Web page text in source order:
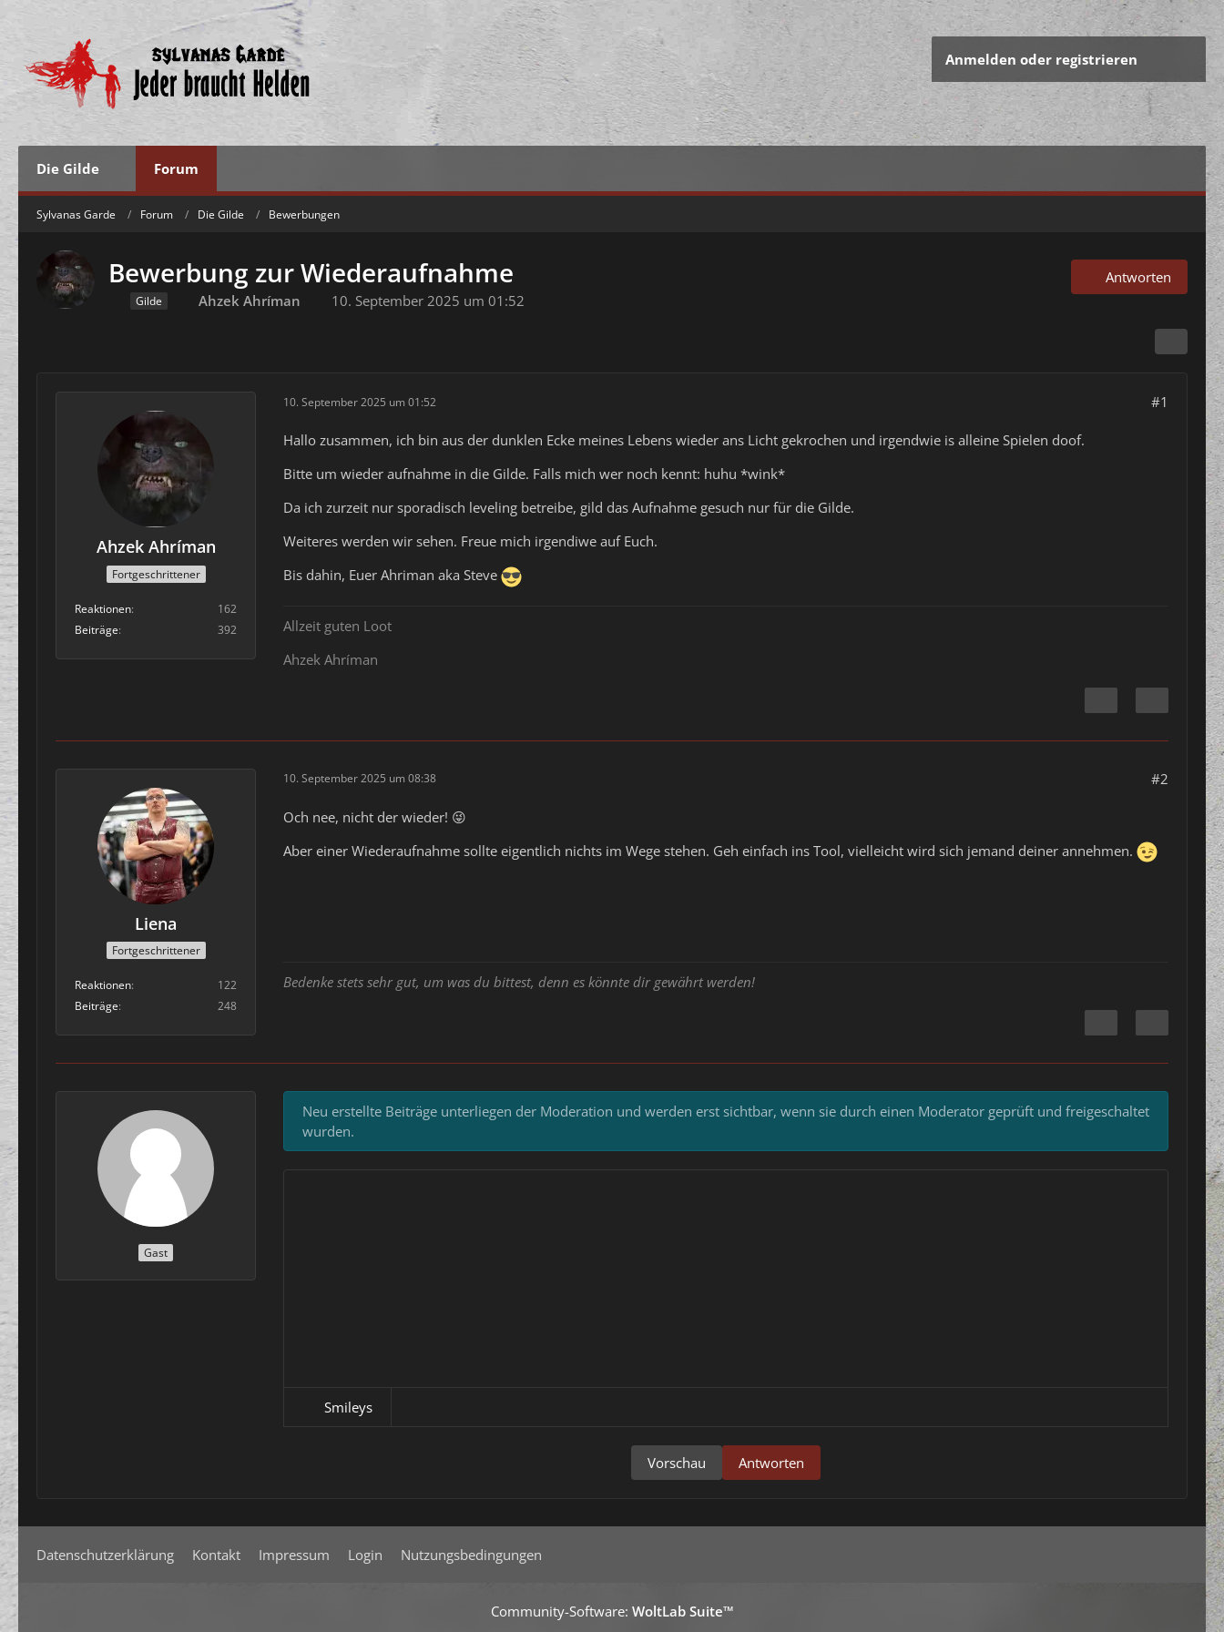
Anmelden oder registrieren
Die Gilde Forum
Sylvanas Garde Forum Die Gilde Bewerbungen
Bewerbung zur Wiederaufnahme
Gilde Ahzek Ahríman 10. September 2025 um 01:52
Antworten
Ahzek Ahríman
Fortgeschrittener
Reaktionen
162
Beiträge
392
10. September 2025 um 01:52 #1
Hallo zusammen, ich bin aus der dunklen Ecke meines Lebens wieder ans Licht gekrochen und irgendwie is alleine Spielen doof.
Bitte um wieder aufnahme in die Gilde. Falls mich wer noch kennt: huhu *wink*
Da ich zurzeit nur sporadisch leveling betreibe, gild das Aufnahme gesuch nur für die Gilde.
Weiteres werden wir sehen. Freue mich irgendiwe auf Euch.
Bis dahin, Euer Ahriman aka Steve
Allzeit guten Loot
Ahzek Ahríman
Liena
Fortgeschrittener
Reaktionen
122
Beiträge
248
10. September 2025 um 08:38 #2
Och nee, nicht der wieder! 😜
Aber einer Wiederaufnahme sollte eigentlich nichts im Wege stehen. Geh einfach ins Tool, vielleicht wird sich jemand deiner annehmen.
Bedenke stets sehr gut, um was du bittest, denn es könnte dir gewährt werden!
Gast
Neu erstellte Beiträge unterliegen der Moderation und werden erst sichtbar, wenn sie durch einen Moderator geprüft und freigeschaltet
wurden.
Smileys
Antworten
Vorschau
Datenschutzerklärung Kontakt Impressum Login Nutzungsbedingungen
Community-Software: WoltLab Suite™